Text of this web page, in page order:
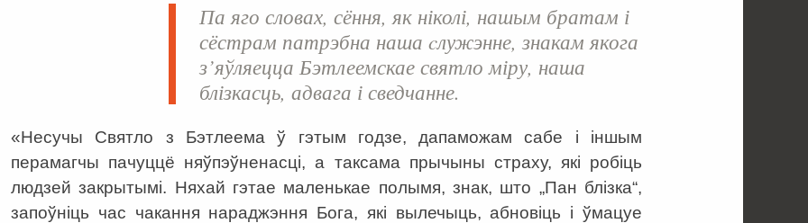
Па яго словах, сёння, як ніколі, нашым братам і
сёстрам патрэбна наша cлужэнне, знакам якога
з’яўляецца Бэтлеемскае святло міру, наша
блізкасць, адвага і сведчанне.
«Несучы Святло з Бэтлеема ў гэтым годзе, дапаможам сабе і іншым
перамагчы пачуццё няўпэўненасці, а таксама прычыны страху, які робіць
людзей закрытымі. Няхай гэтае маленькае полымя, знак, што „Пан блізка“,
запоўніць час чакання нараджэння Бога, які вылечыць, абновіць і ўмацуе